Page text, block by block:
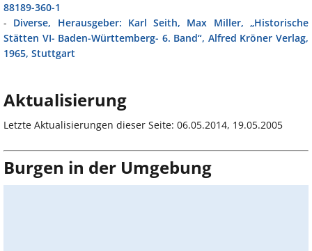
88189-360-1
- Diverse, Herausgeber: Karl Seith, Max Miller, „Historische
Stätten VI- Baden-Württemberg- 6. Band“, Alfred Kröner Verlag,
1965, Stuttgart
Aktualisierung
Letzte Aktualisierungen dieser Seite: 06.05.2014, 19.05.2005
Burgen in der Umgebung